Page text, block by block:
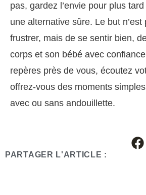
pas, gardez l’envie pour plus
une alternative sûre. Le but n’est
frustrer, mais de se sentir bien,
corps et son bébé avec
repères près de vous, écoutez
offrez-vous des moments
avec ou sans andouillette.
PARTAGER L'ARTICLE :